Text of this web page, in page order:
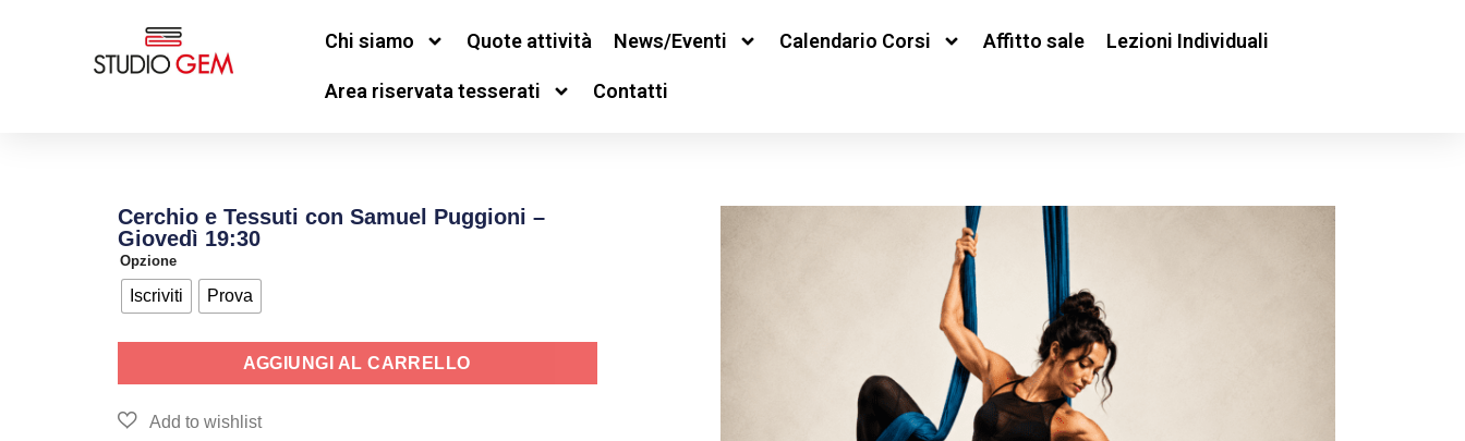
Chi siamo Quote attività News/Eventi Calendario Corsi Affitto sale Lezioni Individuali
Area riservata tesserati Contatti
Cerchio e Tessuti con Samuel Puggioni –
Giovedì 19:30
Opzione
Iscriviti Prova
AGGIUNGI AL CARRELLO